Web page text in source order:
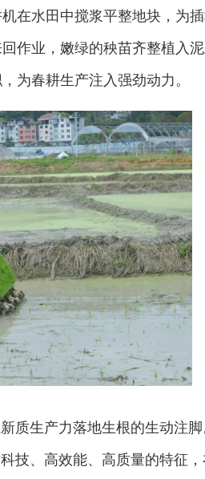
在水田中搅浆平整地块，为
作业，嫩绿的秧苗齐整植入
为春耕生产注入强劲动力。
质生产力落地生根的生动注脚
技、高效能、高质量的特征